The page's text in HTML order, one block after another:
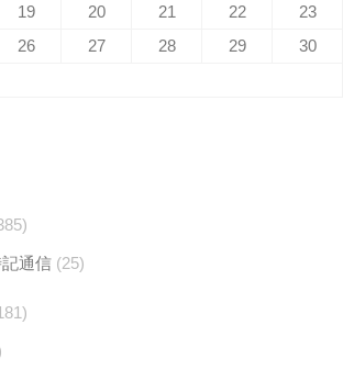
19 20 21 22
23
26 27 28 29
30
通信 (25)